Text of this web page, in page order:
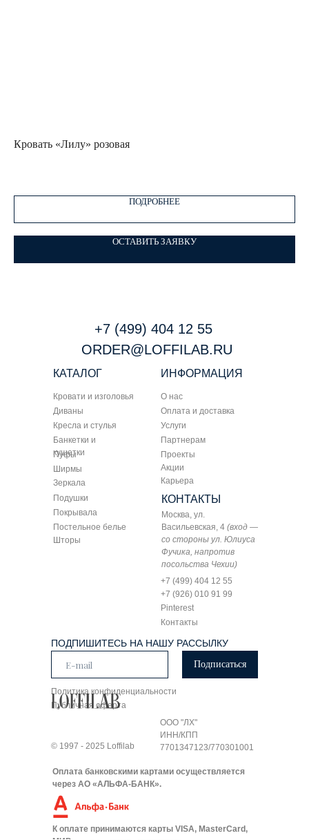
Кровать «Лилу» розовая
ПОДРОБНЕЕ
ОСТАВИТЬ ЗАЯВКУ
КАТАЛОГ
+7 (499) 404 12 55
ORDER@LOFFILAB.RU
Кровати и изголовья
Диваны
Кресла и стулья
Банкетки и
кушетки
Пуфы
Ширмы
ПОДПИШИТЕСЬ НА НАШУ РАССЫЛКУ
Подписаться
Политика конфиденциальности
Публичная оферта
© 1997 - 2025 Loffilab
ИНФОРМАЦИЯ
ООО "ЛХ"
ИНН/КПП
7701347123/770301001
О нас
Зеркала
Оплата и доставка
Подушки КОНТАКТЫ
Покрывала
Москва, ул.
Васильевская, 4 (вход —
со стороны ул. Юлиуса
Фучика, напротив
посольства Чехии)
Постельное белье
+7 (499) 404 12 55
Шторы
+7 (926) 010 91 99
Pinterest
Услуги
Партнерам
Проекты
Акции
Контакты
Оплата банковскими картами осуществляется
через АО «АЛЬФА-БАНК».
К оплате принимаются карты VISA, MasterCard,
Карьера